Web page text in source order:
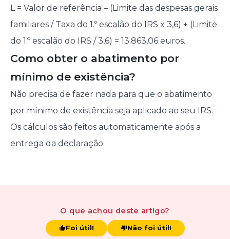
L = Valor de referência – (Limite das despesas gerais
familiares / Taxa do 1.º escalão do IRS x 3,6) + (Limite
do 1.º escalão do IRS / 3,6) = 13.863,06 euros.
Como obter o abatimento por
mínimo de existência?
Não precisa de fazer nada para que o abatimento
por mínimo de existência seja aplicado ao seu IRS.
Os cálculos são feitos automaticamente após a
entrega da declaração.
O que achou deste artigo?
Foi útil! Não foi útil!